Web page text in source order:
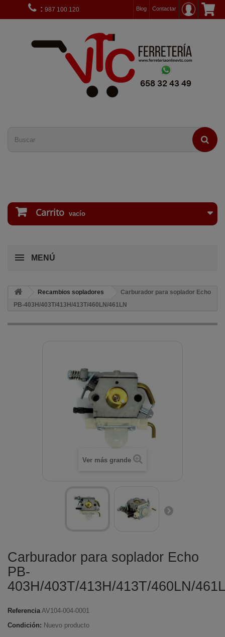
Contactar
: 987 100 120 Blog
Carrito vacío
MENÚ
Recambios sopladores
Carburador para soplador Echo
PB-403H/403T/413H/413T/460LN/461LN
Ver más grande
Carburador para soplador Echo
PB-
403H/403T/413H/413T/460LN/
Referencia AV104-004-0001
Condición: Nuevo producto